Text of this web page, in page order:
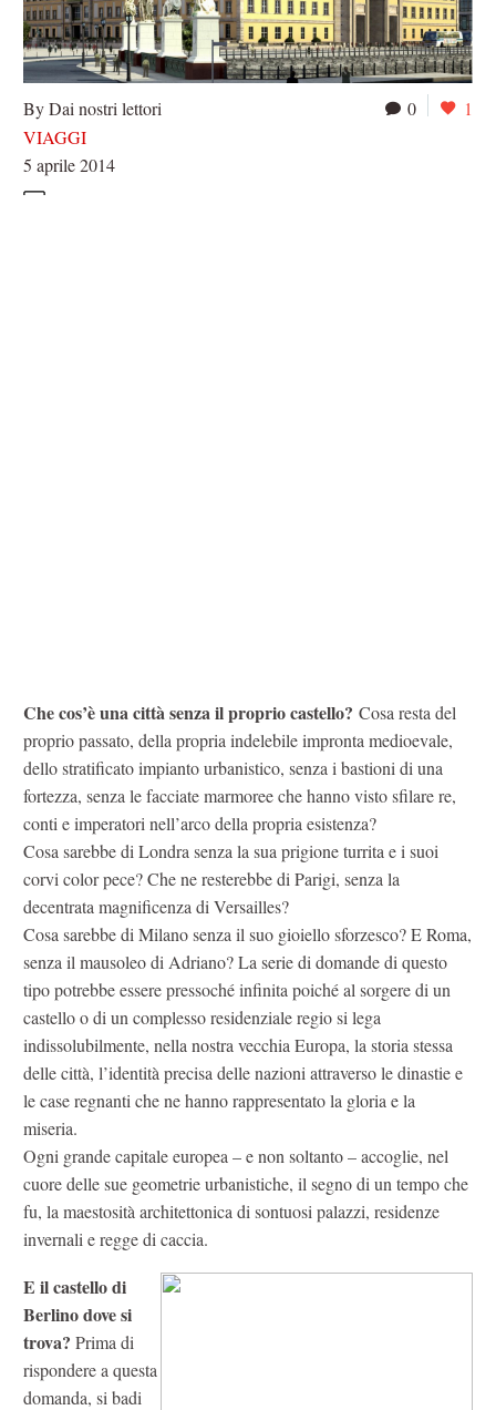
0 1
By Dai nostri lettori
VIAGGI
5 aprile 2014
Che cos’è una città senza il proprio castello? Cosa resta del
proprio passato, della propria indelebile impronta medioevale,
dello stratificato impianto urbanistico, senza i bastioni di una
fortezza, senza le facciate marmoree che hanno visto sfilare re,
conti e imperatori nell’arco della propria esistenza?
Cosa sarebbe di Londra senza la sua prigione turrita e i suoi
corvi color pece? Che ne resterebbe di Parigi, senza la
decentrata magnificenza di Versailles?
Cosa sarebbe di Milano senza il suo gioiello sforzesco? E Roma,
senza il mausoleo di Adriano? La serie di domande di questo
tipo potrebbe essere pressoché infinita poiché al sorgere di un
castello o di un complesso residenziale regio si lega
indissolubilmente, nella nostra vecchia Europa, la storia stessa
delle città, l’identità precisa delle nazioni attraverso le dinastie e
le case regnanti che ne hanno rappresentato la gloria e la
miseria.
Ogni grande capitale europea – e non soltanto – accoglie, nel
cuore delle sue geometrie urbanistiche, il segno di un tempo che
fu, la maestosità architettonica di sontuosi palazzi, residenze
invernali e regge di caccia.
E il castello di
Berlino dove si
trova? Prima di
rispondere a questa
domanda, si badi